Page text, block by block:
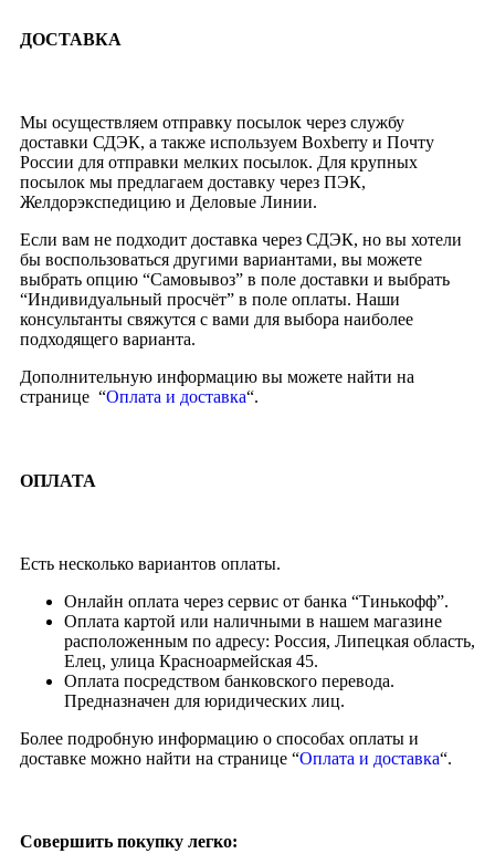
ДОСТАВКА
Мы осуществляем отправку посылок через службу
доставки СДЭК, а также используем Boxberry и Почту
России для отправки мелких посылок. Для крупных
посылок мы предлагаем доставку через ПЭК,
Желдорэкспедицию и Деловые Линии.
Если вам не подходит доставка через СДЭК, но вы хотели
бы воспользоваться другими вариантами, вы можете
выбрать опцию “Самовывоз” в поле доставки и выбрать
“Индивидуальный просчёт” в поле оплаты. Наши
консультанты свяжутся с вами для выбора наиболее
подходящего варианта.
Дополнительную информацию вы можете найти на
странице “Оплата и доставка“.
ОПЛАТА
Есть несколько вариантов оплаты.
Онлайн оплата через сервис от банка “Тинькофф”.
Оплата картой или наличными в нашем магазине
расположенным по адресу: Россия, Липецкая область,
Елец, улица Красноармейская 45.
Оплата посредством банковского перевода.
Предназначен для юридических лиц.
Более подробную информацию о способах оплаты и
доставке можно найти на странице “Оплата и доставка“.
Совершить покупку легко: